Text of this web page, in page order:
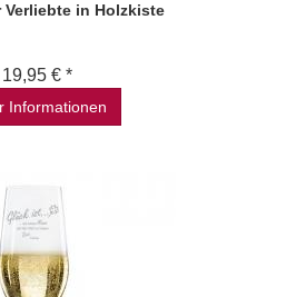
in Holzkiste
19,95 € *
Informationen